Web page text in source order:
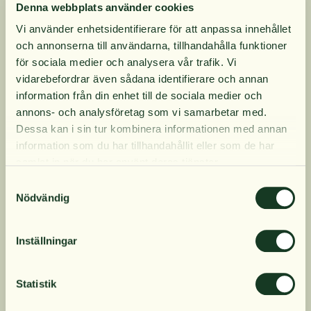
Denna webbplats använder cookies
Vi använder enhetsidentifierare för att anpassa innehållet
och annonserna till användarna, tillhandahålla funktioner
för sociala medier och analysera vår trafik. Vi
vidarebefordrar även sådana identifierare och annan
information från din enhet till de sociala medier och
annons- och analysföretag som vi samarbetar med.
Dessa kan i sin tur kombinera informationen med annan
information som du har tillhandahållit eller som de har
Nödvändig
Inställningar
Statistik
vegetabiliska kapslar för att enkelt svälja och så
att du bara använder det du behöver
Helt veganska ingredienser, inklusive 1000IE
vegan D3-vitamin från lav. Stöder en vegetarisk
och vegansk livsstil perfekt med optimala
nivåer av järn, zink, B12 och jod
Återvinningsbar förpackning
Dosering
10% rabatt på
din första order
våra nyheter.
läs mer här
. Genom att även fylla i telefonnumret
samtycker du till att ta emot marknadsförings-SMS
endast privatpersoner och nya prenumeranter.